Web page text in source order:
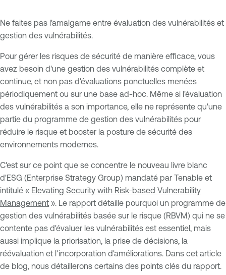
Ne faites pas l'amalgame entre évaluation des vulnérabilités et
gestion des vulnérabilités.
Pour gérer les risques de sécurité de manière efficace, vous
avez besoin d'une gestion des vulnérabilités complète et
continue, et non pas d'évaluations ponctuelles menées
périodiquement ou sur une base ad-hoc. Même si l'évaluation
des vulnérabilités a son importance, elle ne représente qu'une
partie du programme de gestion des vulnérabilités pour
réduire le risque et booster la posture de sécurité des
environnements modernes.
C'est sur ce point que se concentre le nouveau livre blanc
d'ESG (Enterprise Strategy Group) mandaté par Tenable et
intitulé « Elevating Security with Risk-based Vulnerability
Management ». Le rapport détaille pourquoi un programme de
gestion des vulnérabilités basée sur le risque (RBVM) qui ne se
contente pas d'évaluer les vulnérabilités est essentiel, mais
aussi implique la priorisation, la prise de décisions, la
réévaluation et l'incorporation d'améliorations. Dans cet article
de blog, nous détaillerons certains des points clés du rapport.